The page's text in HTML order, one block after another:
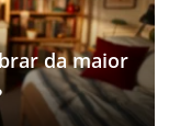
da maior